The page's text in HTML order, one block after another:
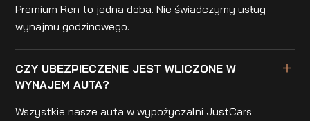
Premium Ren to jedna doba. Nie świadczymy usług
wynajmu godzinowego.
CZY UBEZPIECZENIE JEST WLICZONE W
WYNAJEM AUTA?
Wszystkie nasze auta w wypożyczalni JustCars